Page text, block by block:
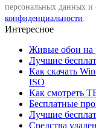
персональных данных и
конфиденциальности
Интересное
Живые обои на
Лучшие
Как скачать
ISO
Как смотреть
Бесплатные
Лучшие
Средства